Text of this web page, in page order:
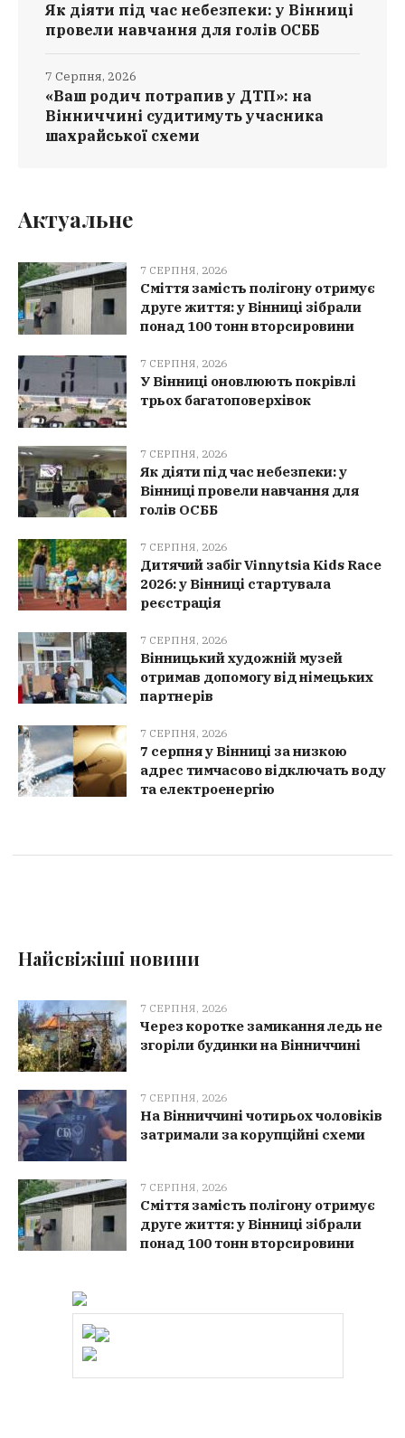
Як діяти під час небезпеки: у Вінниці
провели навчання для голів ОСББ
«Ваш родич потрапив у ДТП»: на
Вінниччині судитимуть учасника
шахрайської схеми
7 Серпня, 2026
Актуальне
7 СЕРПНЯ, 2026
Сміття замість полігону отримує
друге життя: у Вінниці зібрали
понад 100 тонн вторсировини
7 СЕРПНЯ, 2026
У Вінниці оновлюють покрівлі
трьох багатоповерхівок
7 СЕРПНЯ, 2026
Як діяти під час небезпеки: у
Вінниці провели навчання для
голів ОСББ
7 СЕРПНЯ, 2026
Дитячий забіг Vinnytsia Kids Race
2026: у Вінниці стартувала
реєстрація
7 СЕРПНЯ, 2026
Вінницький художній музей
отримав допомогу від німецьких
партнерів
7 СЕРПНЯ, 2026
7 серпня у Вінниці за низкою
адрес тимчасово відключать воду
та електроенергію
Найсвіжіші новини
7 СЕРПНЯ, 2026
Через коротке замикання ледь не
згоріли будинки на Вінниччині
7 СЕРПНЯ, 2026
На Вінниччині чотирьох чоловіків
затримали за корупційні схеми
7 СЕРПНЯ, 2026
Сміття замість полігону отримує
друге життя: у Вінниці зібрали
понад 100 тонн вторсировини